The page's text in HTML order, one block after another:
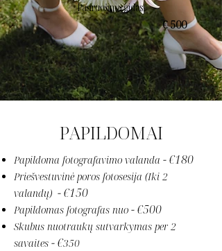
Pasiruošimo gidas.
€ 500
PAPILDOMAI
Papildoma fotografavimo valanda - €180
Priešvestuvinė poros fotosesija (Iki 2
valandų) - €150
Papildomas fotografas nuo - €500
Skubus nuotraukų sutvarkymas per 2
savaites - €350